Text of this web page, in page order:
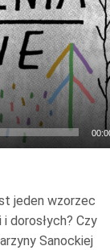
jeden wzorzec
dorosłych? Czy
Sanockiej